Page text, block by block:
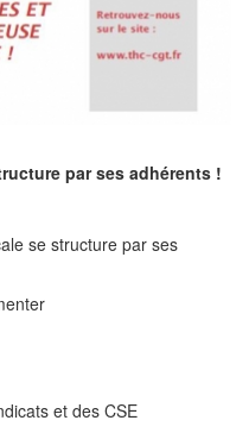
par ses adhérents !
se structure par ses
et des CSE